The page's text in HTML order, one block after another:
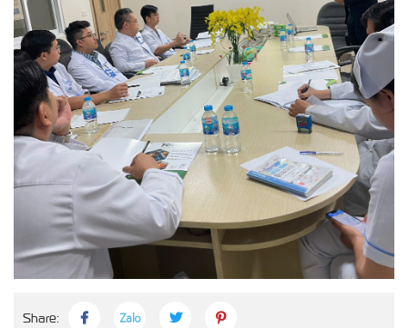
Share: